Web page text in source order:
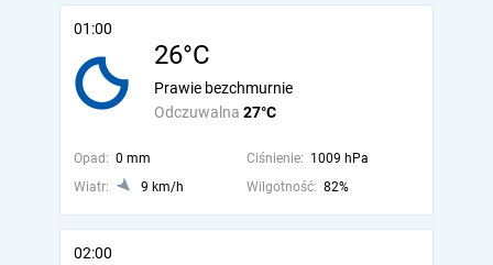
01:00
26°C
Odczuwalna 27°C
Prawie bezchmurnie
Opad: 0 mm Ciśnienie: 1009 hPa
Wiatr:
9 km/h Wilgotność: 82%
02:00